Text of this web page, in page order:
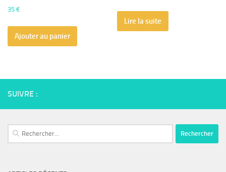
35 €
Ajouter au panier
Lire la suite
SUIVRE :
Rechercher :